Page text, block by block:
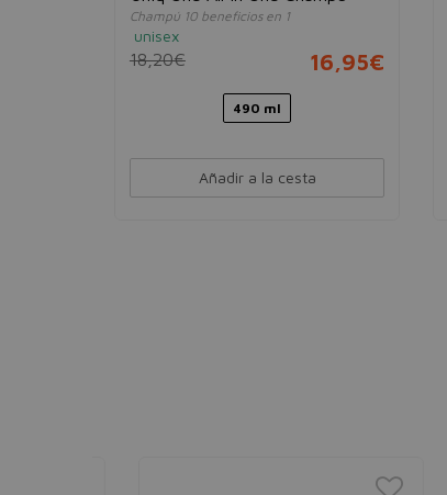
Champú 10 beneficios en 1
unisex
18,20€ 16,95€
490 ml
Añadir a la cesta